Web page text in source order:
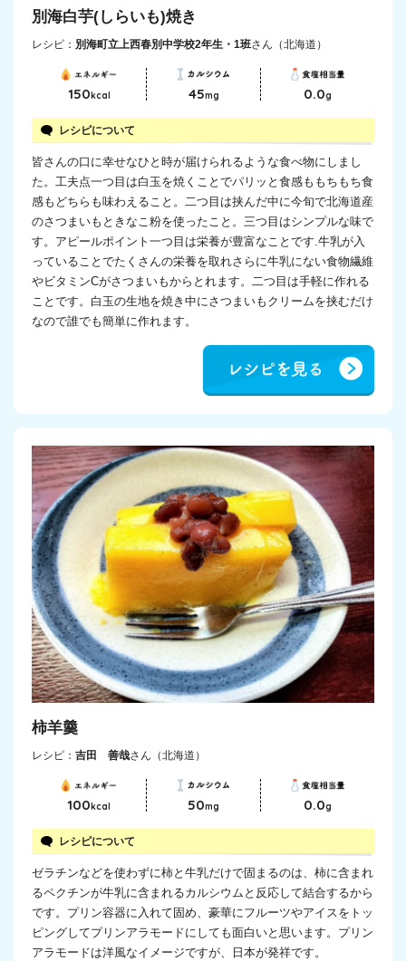
別海白芋(しらいも)焼き
レシピ： 別海町立上西春別中学校2年生・1班さん（北海道）
150kcal 45mg 0.0g
レシピについて
皆さんの口に幸せなひと時が届けられるような食べ物にしまし
た。工夫点一つ目は白玉を焼くことでパリッと食感ももちもち食
感もどちらも味わえること。二つ目は挟んだ中に今旬で北海道産
のさつまいもときなこ粉を使ったこと。三つ目はシンプルな味で
す。アピールポイント一つ目は栄養が豊富なことです.牛乳が入
っていることでたくさんの栄養を取れさらに牛乳にない食物繊維
やビタミンCがさつまいもからとれます。二つ目は手軽に作れる
ことです。白玉の生地を焼き中にさつまいもクリームを挟むだけ
なので誰でも簡単に作れます。
柿羊羹
レシピ： 吉田 善哉さん（北海道）
100kcal 50mg 0.0g
レシピについて
ゼラチンなどを使わずに柿と牛乳だけで固まるのは、柿に含まれ
るペクチンが牛乳に含まれるカルシウムと反応して結合するから
です。プリン容器に入れて固め、豪華にフルーツやアイスをトッ
ピングしてプリンアラモードにしても面白いと思います。プリン
アラモードは洋風なイメージですが、日本が発祥です。